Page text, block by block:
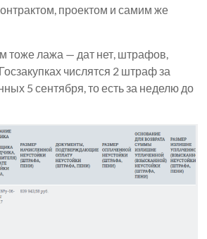
проектом и самим же
тоже лажа — дат нет, штрафов,
числятся 2 штраф за
5 сентября, то есть за неделю до